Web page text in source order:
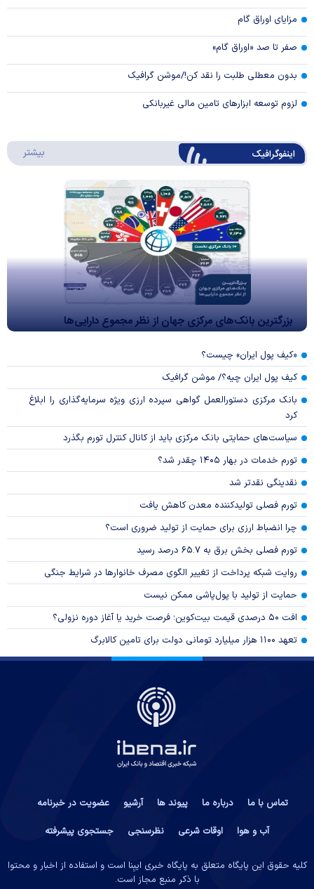
مزایای اوراق گام
صفر تا صد «اوراق گام»
بدون معطلی طلبت را نقد کن!/موشن گرافیک
لزوم توسعه ابزارهای تامین مالی غیربانکی
اینفوگرافیک بیشتر
بزرگترین بانک‌های مرکزی جهان از نظر مجموع دارایی‌ها
«کیف پول ایران» چیست؟
کیف پول ایران چیه؟/ موشن گرافیک
بانک مرکزی دستورالعمل گواهی سپرده ارزی ویژه سرمایه‌گذاری را ابلاغ
کرد
سیاست‌های حمایتی بانک مرکزی باید از کانال کنترل تورم بگذرد
تورم خدمات در بهار ۱۴۰۵ چقدر شد؟
نقدینگی نقدتر شد
تورم فصلی تولیدکننده معدن کاهش یافت
چرا انضباط ارزی برای حمایت از تولید ضروری است؟
تورم فصلی بخش برق به ۶۵.۷ درصد رسید
روایت شبکه پرداخت از تغییر الگوی مصرف خانوار‌ها در شرایط جنگی
حمایت از تولید با پول‌پاشی ممکن نیست
افت ۵۰ درصدی قیمت بیت‌کوین؛ فرصت خرید یا آغاز دوره نزولی؟
تعهد ۱۱۰۰ هزار میلیارد تومانی دولت برای تامین کالابرگ
تماس با ما درباره ما پیوند ها آرشیو
عضویت در خبرنامه
آب و هوا
اوقات شرعی نظرسنجی جستجوی پیشرفته
کلیه حقوق این پایگاه متعلق به پایگاه خبری ایبِنا است و استفاده از اخبار و محتوا
با ذکر منبع مجاز است.